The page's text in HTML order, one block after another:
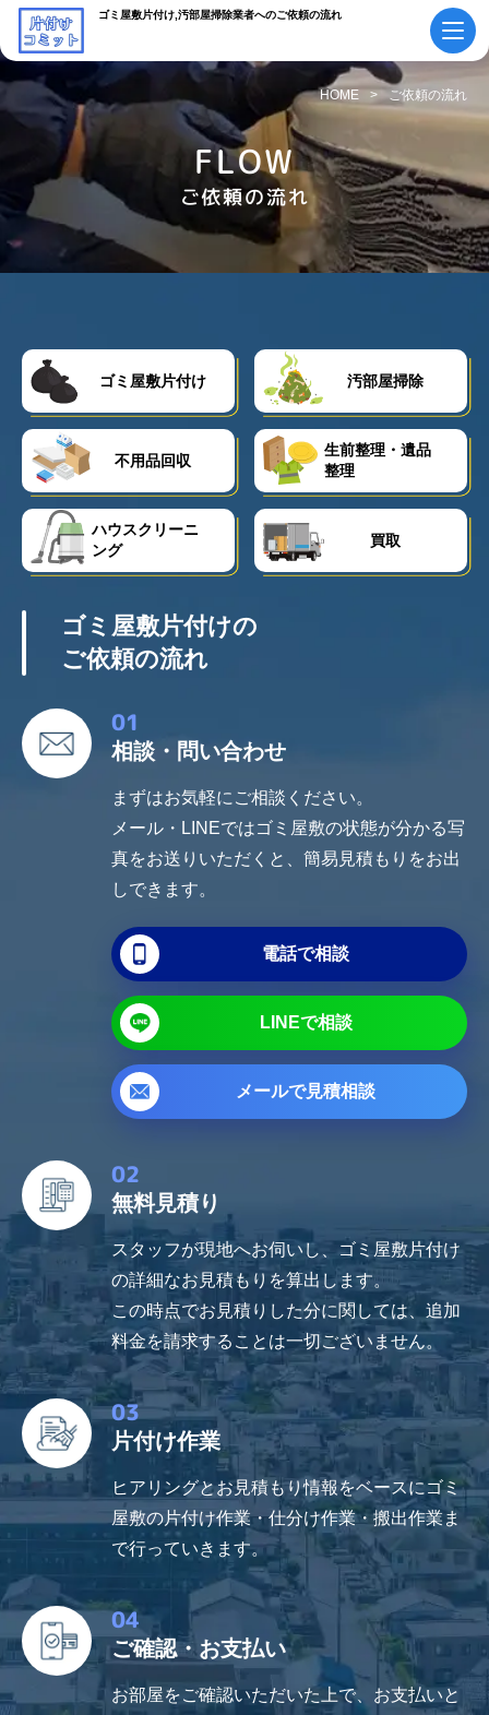
ゴミ屋敷片付け,汚部屋掃除業者へのご依頼の流れ
初めての方へ ご依頼の流れ
会社概要・
スタッフ紹介
採用情報 よくあるご質問
お役立ちコラム
サービス案内
ゴミ屋敷片付け 汚部屋掃除
不用品回収 生前整理・遺品整理
対応エリア
東京都
埼玉県 神奈川県
プライバシーポリシー キャンセルポリシー
HOME ご依頼の流れ
FLOW
ご依頼の流れ
ゴミ屋敷片付け 汚部屋掃除
不用品回収
生前整理・遺品
整理
ハウスクリーニ
ング
買取
ゴミ屋敷片付けの
ご依頼の流れ
01
相談・問い合わせ
まずはお気軽にご相談ください。
メール・LINEではゴミ屋敷の状態が分かる写
真をお送りいただくと、簡易見積もりをお出
しできます。
電話で相談
LINEで相談
メールで見積相談
02
無料見積り
スタッフが現地へお伺いし、ゴミ屋敷片付け
の詳細なお見積もりを算出します。
この時点でお見積りした分に関しては、追加
料金を請求することは一切ございません。
03
片付け作業
ヒアリングとお見積もり情報をベースにゴミ
屋敷の片付け作業・仕分け作業・搬出作業ま
で行っていきます。
04
ご確認・お支払い
お部屋をご確認いただいた上で、お支払いと